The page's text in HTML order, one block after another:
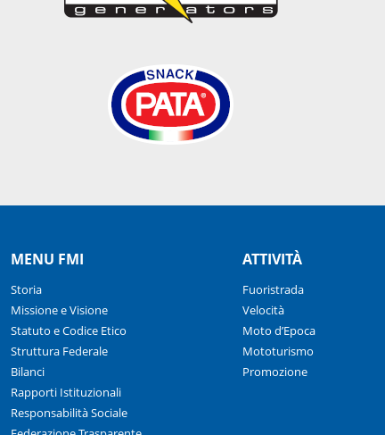
MENU FMI
Storia
Missione e Visione
Statuto e Codice Etico
Struttura Federale
Bilanci
Rapporti Istituzionali
Responsabilità Sociale
ATTIVITÀ
Fuoristrada
Velocità
Moto d’Epoca
Mototurismo
Promozione